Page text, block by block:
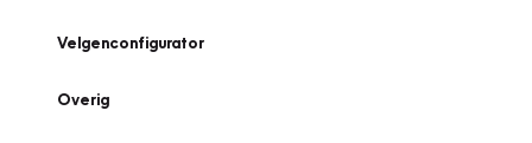
Velgenconfigurator
Overig